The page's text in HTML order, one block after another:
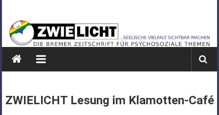
springen
ZWIELICHT
BREMEN
DIE
PSYCHOSOZIALE
ZWIELICHT Lesung im Klamotten-Café